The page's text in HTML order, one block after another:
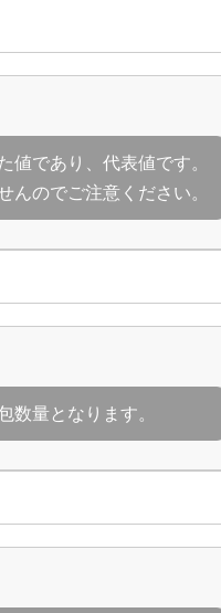
値であり、代表値です。
んのでご注意ください。
数量となります。